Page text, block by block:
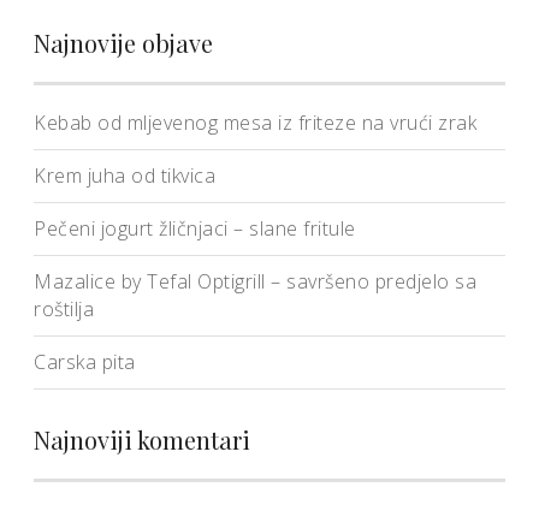
Najnovije objave
Kebab od mljevenog mesa iz friteze na vrući zrak
Krem juha od tikvica
Pečeni jogurt žličnjaci – slane fritule
Mazalice by Tefal Optigrill – savršeno predjelo sa
roštilja
Carska pita
Najnoviji komentari